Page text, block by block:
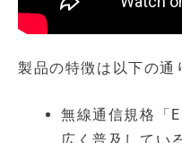
製品の特徴は以下の通
無線通信規格「